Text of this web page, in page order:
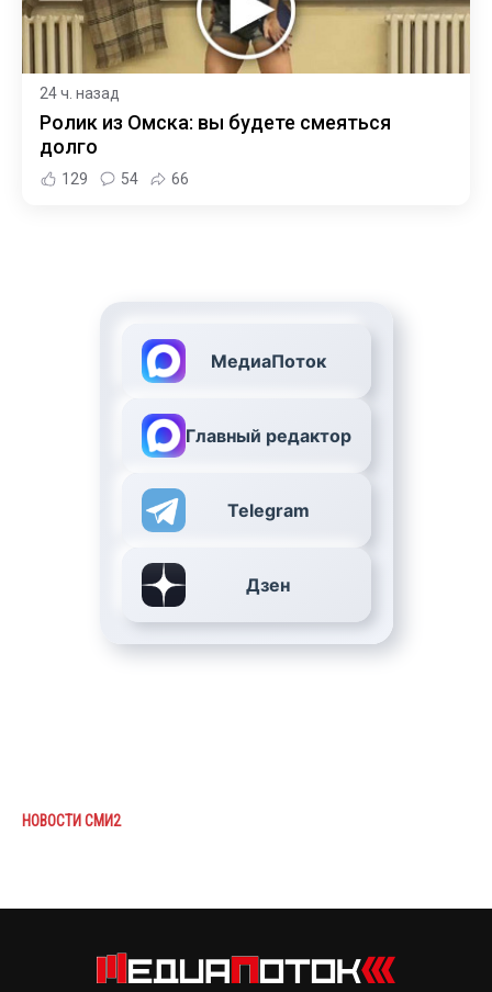
24 ч. назад
Ролик из Омска: вы будете смеяться
долго
129 54 66
МедиаПоток
Главный редактор
Telegram
Дзен
НОВОСТИ СМИ2